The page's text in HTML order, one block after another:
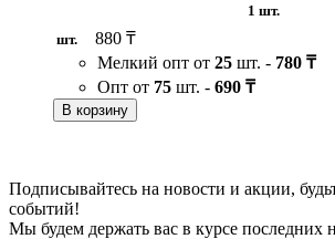
1 шт.
шт.
880 ₸
Мелкий опт от 25 шт. - 780 ₸
Опт от 75 шт. - 690 ₸
В корзину
Подписывайтесь на новости и акции,
событий!
Мы будем держать вас в курсе последних